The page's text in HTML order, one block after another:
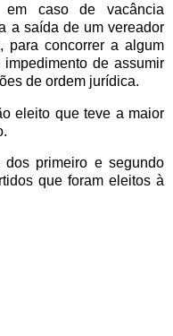
em caso de vacância
a saída de um vereador
para concorrer a algum
de assumir
de ordem jurídica.
eleito que teve a maior
primeiro e segundo
que foram eleitos à